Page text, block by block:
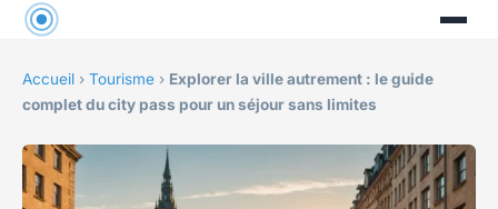
Accueil › Tourisme › Explorer la ville autrement : le guide
complet du city pass pour un séjour sans limites